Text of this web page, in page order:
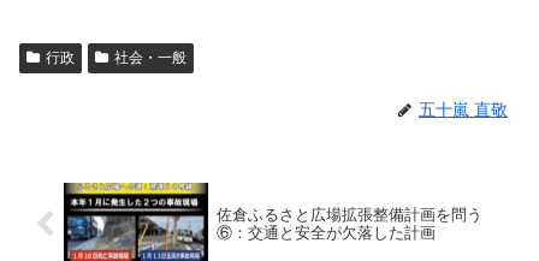
行政 社会・一般
五十嵐 直敬
佐倉ふるさと広場拡張整備計画を問う
⑥：交通と安全が欠落した計画